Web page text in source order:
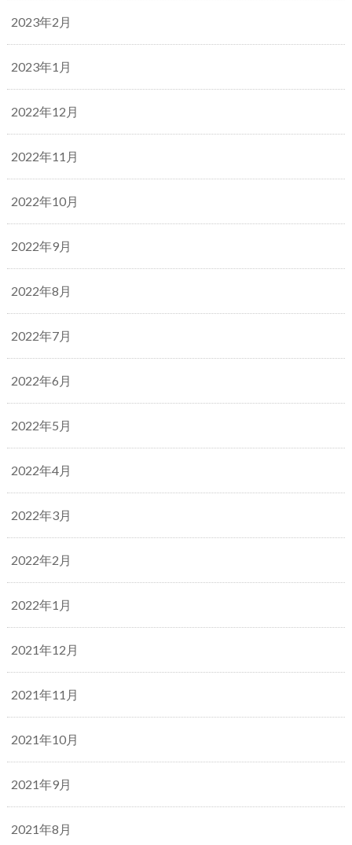
2023年2月
2023年1月
2022年12月
2022年11月
2022年10月
2022年9月
2022年8月
2022年7月
2022年6月
2022年5月
2022年4月
2022年3月
2022年2月
2022年1月
2021年12月
2021年11月
2021年10月
2021年9月
2021年8月